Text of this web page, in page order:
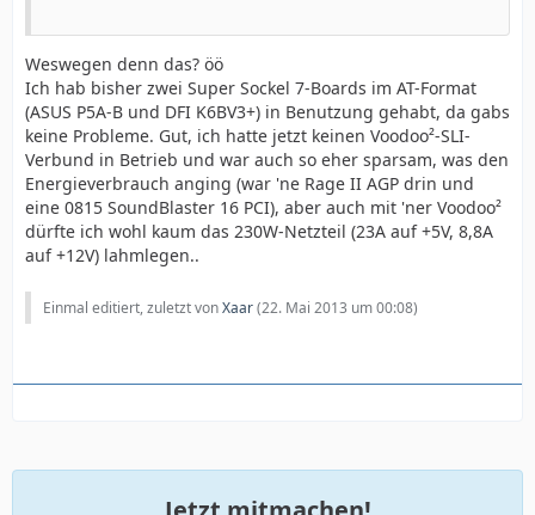
Weswegen denn das? öö
Ich hab bisher zwei Super Sockel 7-Boards im AT-Format
(ASUS P5A-B und DFI K6BV3+) in Benutzung gehabt, da gabs
keine Probleme. Gut, ich hatte jetzt keinen Voodoo²-SLI-
Verbund in Betrieb und war auch so eher sparsam, was den
Energieverbrauch anging (war 'ne Rage II AGP drin und
eine 0815 SoundBlaster 16 PCI), aber auch mit 'ner Voodoo²
dürfte ich wohl kaum das 230W-Netzteil (23A auf +5V, 8,8A
auf +12V) lahmlegen..
Einmal editiert, zuletzt vonXaar(22. Mai 2013 um 00:08)